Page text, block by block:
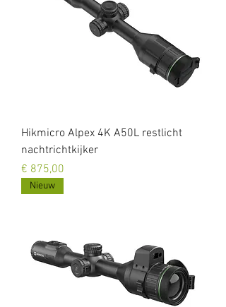
Hikmicro Alpex 4K A50L restlicht
nachtrichtkijker
Prijs
€ 875,00
Nieuw